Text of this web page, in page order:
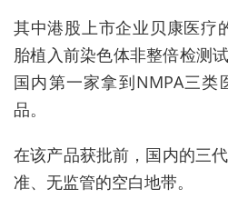
其中港股上市企业贝康医疗
胎植入前染色体非整倍检测
国内第一家拿到NMPA三
品。
在该产品获批前，国内的三
准、无监管的空白地带。